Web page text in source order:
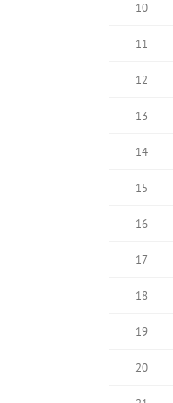
10
11
12
13
14
15
16
17
18
19
20